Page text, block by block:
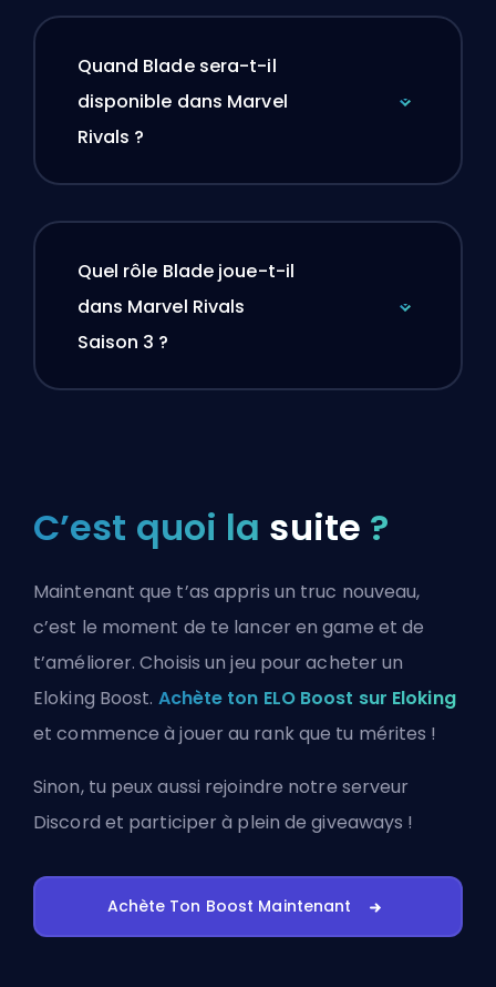
Quand Blade sera-t-il
disponible dans Marvel
Rivals ?
Quel rôle Blade joue-t-il
dans Marvel Rivals
Saison 3 ?
C’est quoi la suite ?
Maintenant que t’as appris un truc nouveau,
c’est le moment de te lancer en game et de
t’améliorer. Choisis un jeu pour acheter un
Eloking Boost. Achète ton ELO Boost sur Eloking
et commence à jouer au rank que tu mérites !
Sinon, tu peux aussi rejoindre notre serveur
Discord et participer à plein de giveaways !
Achète Ton Boost Maintenant